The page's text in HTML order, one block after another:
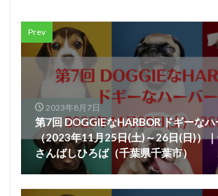
Prev
2023年8月7日
第7回 DOGGIEなHARBOR ドギーな
（2023年11月25日(土)～26日(日)）
さんばしひろば（千葉県千葉市）